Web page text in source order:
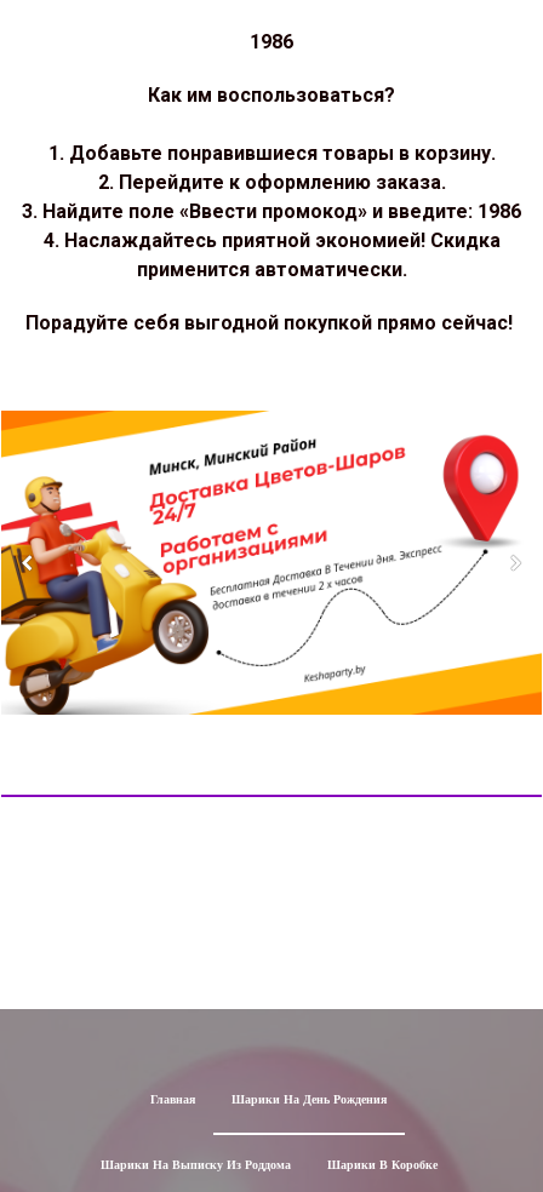
1986
Как им воспользоваться?
1. Добавьте понравившиеся товары в корзину.
2. Перейдите к оформлению заказа.
3. Найдите поле «Ввести промокод» и введите: 1986
4. Наслаждайтесь приятной экономией! Скидка
применится автоматически.
Порадуйте себя выгодной покупкой прямо сейчас!
Главная Шарики На День Рождения
Шарики На Выписку Из Роддома Шарики В Коробке